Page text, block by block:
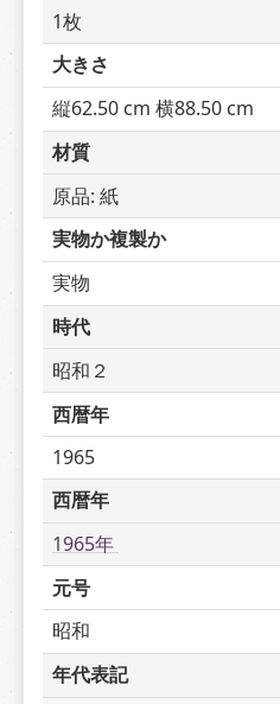
1枚
大きさ
縦62.50 cm 横88.50 cm
材質
原品: 紙
実物か複製か
実物
時代
昭和２
西暦年
1965
西暦年
1965年
元号
昭和
年代表記